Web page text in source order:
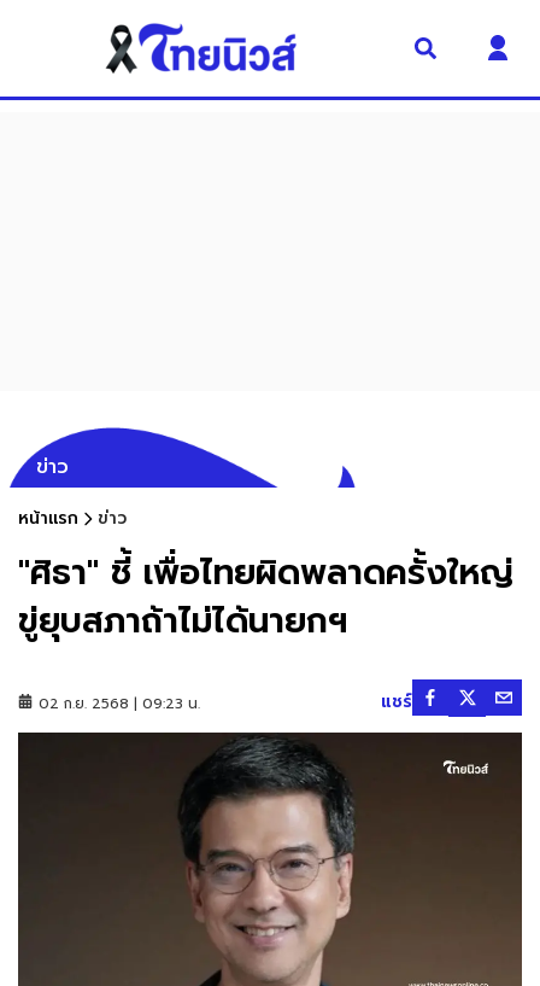
ข่าว
หน้าแรก ข่าว
"ศิธา" ชี้ เพื่อไทยผิดพลาดครั้งใหญ่
ขู่ยุบสภาถ้าไม่ได้นายกฯ
02 ก.ย. 2568 | 09:23 น. แชร์